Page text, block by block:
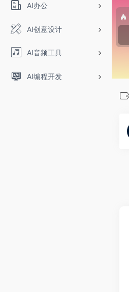
AI办公
AI创意设计
AI音频工具
AI编程开发